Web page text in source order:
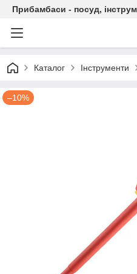
Прибамбаси - посуд,
Каталог Інструменти
–10%